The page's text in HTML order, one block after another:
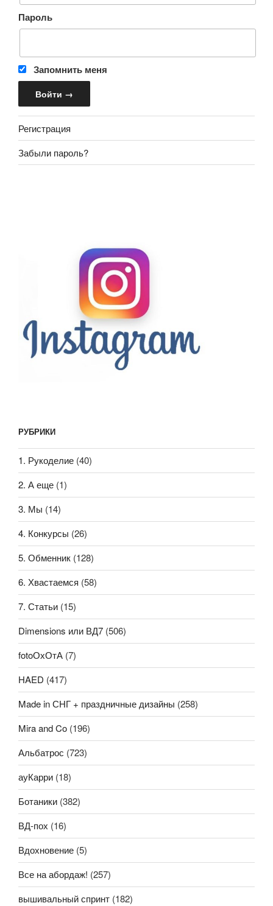
Пароль
Запомнить меня
Регистрация
Забыли пароль?
РУБРИКИ
1. Рукоделие (40)
2. А еще (1)
3. Мы (14)
4. Конкурсы (26)
5. Обменник (128)
6. Хвастаемся (58)
7. Статьи (15)
Dimensions или ВД7 (506)
fotoОхОтА (7)
HAED (417)
Made in СНГ + праздничные дизайны (258)
Mira and Co (196)
Альбатрос (723)
ауКарри (18)
Ботаники (382)
ВД-пох (16)
Вдохновение (5)
Все на абордаж! (257)
вышивальный спринт (182)